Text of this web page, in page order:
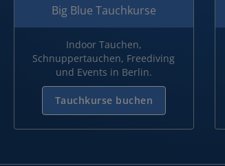
Big Blue Tauchkurse
Indoor Tauchen,
Schnuppertauchen, Freediving
und Events in Berlin.
Tauchkurse buchen